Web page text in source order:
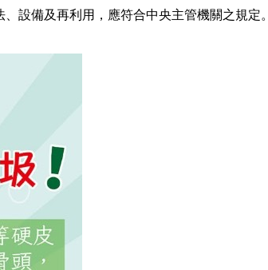
設備及再利用，應符合中央主管機關之規定。